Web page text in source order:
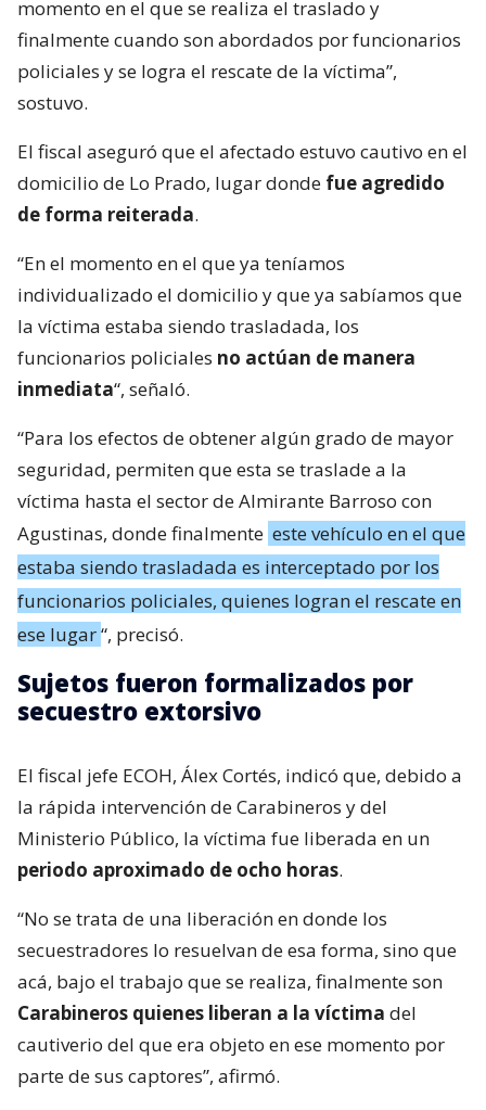
momento en el que se realiza el traslado y
finalmente cuando son abordados por funcionarios
policiales y se logra el rescate de la víctima”,
sostuvo.
El fiscal aseguró que el afectado estuvo cautivo en el
domicilio de Lo Prado, lugar donde fue agredido
de forma reiterada.
“En el momento en el que ya teníamos
individualizado el domicilio y que ya sabíamos que
la víctima estaba siendo trasladada, los
funcionarios policiales no actúan de manera
inmediata“, señaló.
“Para los efectos de obtener algún grado de mayor
seguridad, permiten que esta se traslade a la
víctima hasta el sector de Almirante Barroso con
Agustinas, donde finalmente este vehículo en el que
estaba siendo trasladada es interceptado por los
funcionarios policiales, quienes logran el rescate en
ese lugar“, precisó.
Sujetos fueron formalizados por
secuestro extorsivo
El fiscal jefe ECOH, Álex Cortés, indicó que, debido a
la rápida intervención de Carabineros y del
Ministerio Público, la víctima fue liberada en un
periodo aproximado de ocho horas.
“No se trata de una liberación en donde los
secuestradores lo resuelvan de esa forma, sino que
acá, bajo el trabajo que se realiza, finalmente son
Carabineros quienes liberan a la víctima del
cautiverio del que era objeto en ese momento por
parte de sus captores”, afirmó.